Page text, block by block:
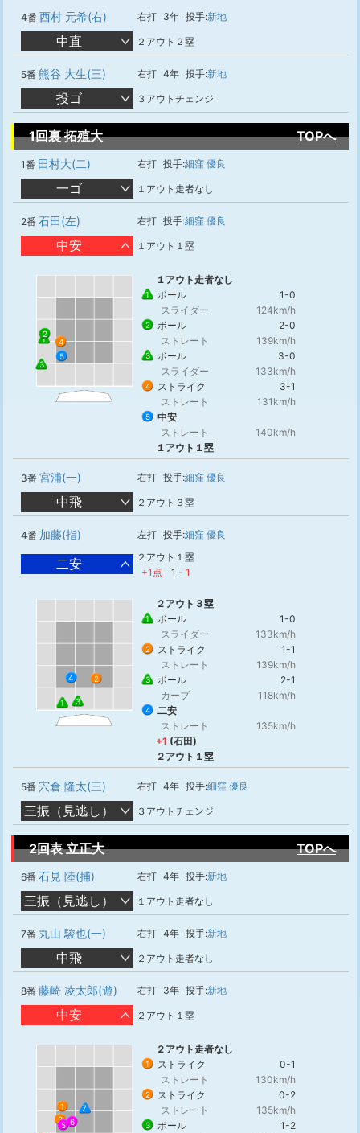
4番 西村 元希(右) 右打 3年 投手:新地
中直 ２アウト２塁
5番 熊谷 大生(三) 右打 4年 投手:新地
投ゴ ３アウトチェンジ
1回裏 拓殖大 TOPへ
1番 田村大(二) 右打 投手:細窪 優良
一ゴ １アウト走者なし
2番 石田(左) 右打 投手:細窪 優良
中安 １アウト１塁
1
2
3
4
5
１アウト走者なし
1 ボール
1-0
スライダー
124km/h
2 ボール
2-0
ストレート
139km/h
3 ボール
3-0
スライダー
133km/h
4 ストライク
3-1
ストレート
131km/h
5
中安
ストレート
140km/h
１アウト１塁
3番 宮浦(一) 右打 投手:細窪 優良
中飛 ２アウト３塁
4番 加藤(指) 左打 投手:細窪 優良
二安
２アウト１塁
+1点
1 - 1
1
2
3
4
２アウト３塁
1 ボール
1-0
スライダー
133km/h
2 ストライク
1-1
ストレート
139km/h
3 ボール
2-1
カーブ
118km/h
4
二安
ストレート
135km/h
+1 (石田)
２アウト１塁
5番 宍倉 隆太(三) 右打 4年 投手:細窪 優良
三振（見逃し） ３アウトチェンジ
2回表 立正大 TOPへ
6番 石見 陸(捕) 右打 4年 投手:新地
三振（見逃し） １アウト走者なし
7番 丸山 駿也(一) 右打 4年 投手:新地
中飛 ２アウト走者なし
8番 藤崎 凌太郎(遊) 右打 3年 投手:新地
中安 ２アウト１塁
1
2
5 6
7
２アウト走者なし
1 ストライク
0-1
ストレート
130km/h
2 ストライク
0-2
ストレート
135km/h
3 ボール
1-2